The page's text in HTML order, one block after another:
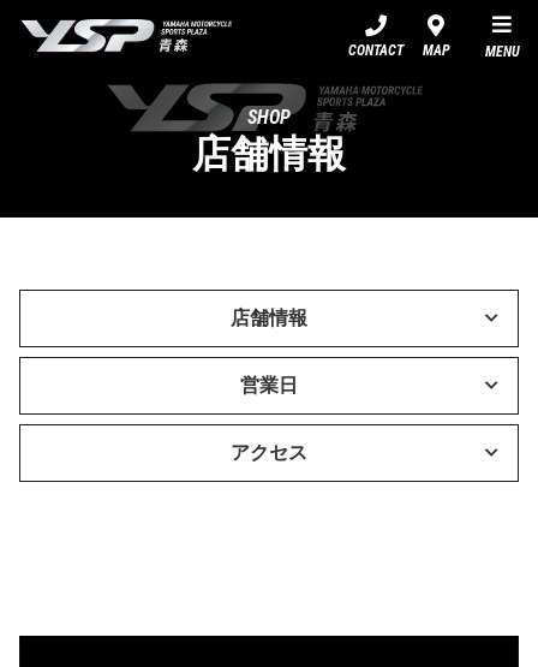
CONTACT MAP MENU
SHOP
店舗情報
店舗情報
営業日
アクセス